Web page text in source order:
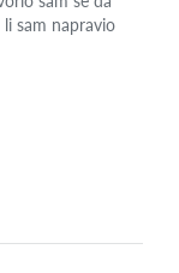
sam napravio